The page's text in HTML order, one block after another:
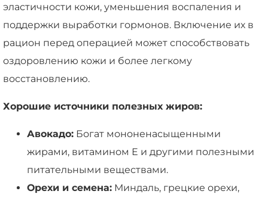
эластичности кожи, уменьшения воспаления и
поддержки выработки гормонов. Включение их в
рацион перед операцией может способствовать
оздоровлению кожи и более легкому
восстановлению.
Хорошие источники полезных жиров:
Авокадо: Богат мононенасыщенными
жирами, витамином Е и другими полезными
питательными веществами.
Орехи и семена: Миндаль, грецкие орехи,